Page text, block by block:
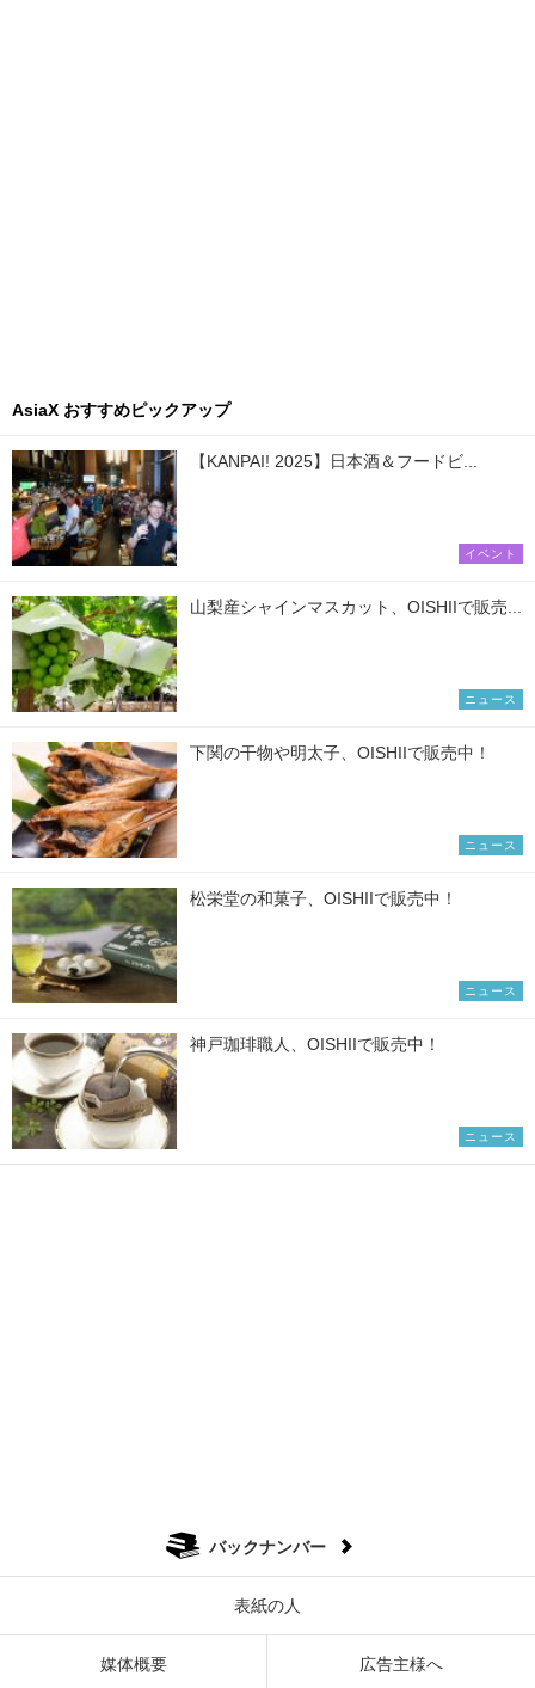
AsiaX おすすめピックアップ
【KANPAI! 2025】日本酒＆フードビ...
イベント
山梨産シャインマスカット、OISHIIで販売...
ニュース
下関の干物や明太子、OISHIIで販売中！
ニュース
松栄堂の和菓子、OISHIIで販売中！
ニュース
神戸珈琲職人、OISHIIで販売中！
ニュース
バックナンバー
表紙の人
媒体概要 広告主様へ